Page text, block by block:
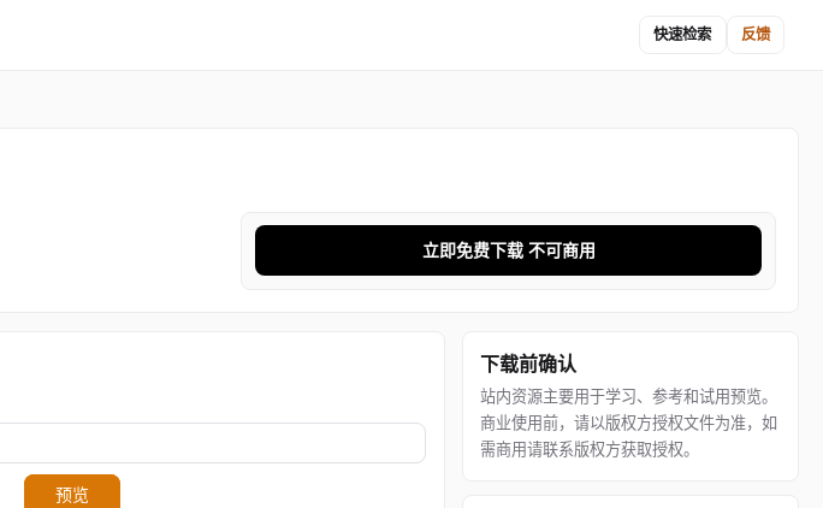
快速检索 反馈
立即免费下载 不可商用
预览
下载前确认
站内资源主要用于学习、参考和试用预览。
商业使用前，请以版权方授权文件为准，如
需商用请联系版权方获取授权。